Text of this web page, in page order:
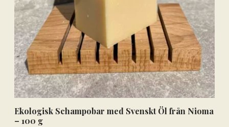
Ekologisk Schampobar med Svenskt Öl från Nioma
– 100 g
Lägg till varorna i varukorgen
Gå till kassan och välj
Få hem dina varor först. Betala efteråt.
Betala via bankkonto eller